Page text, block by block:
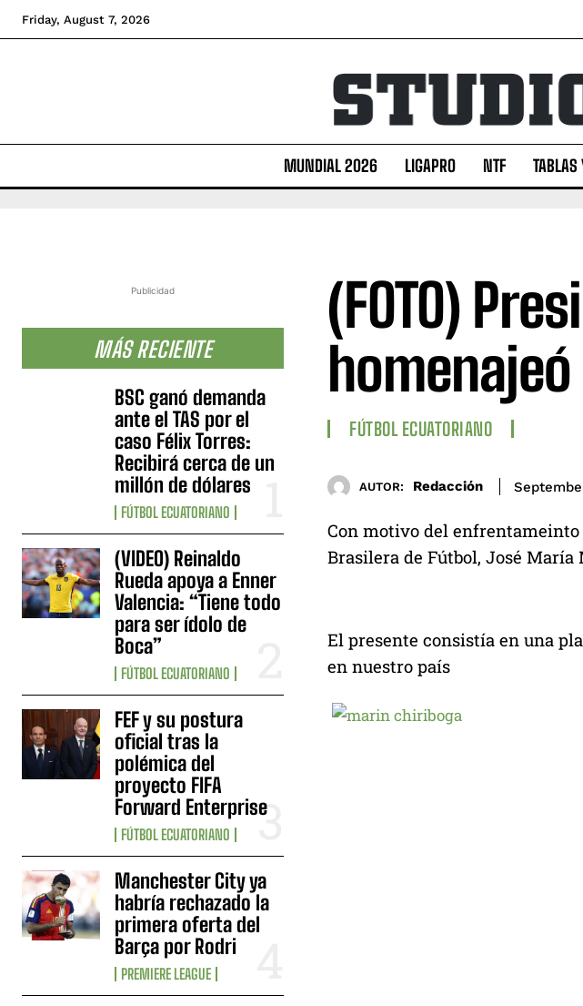
Friday, August 7, 2026
MUNDIAL 2026 LIGAPRO NTF TABLAS
Publicidad
MÁS RECIENTE
BSC ganó demanda
ante el TAS por el
caso Félix Torres:
Recibirá cerca de un
millón de dólares
FÚTBOL ECUATORIANO
(VIDEO) Reinaldo
Rueda apoya a Enner
Valencia: “Tiene todo
para ser ídolo de
Boca”
FÚTBOL ECUATORIANO
FEF y su postura
oficial tras la
polémica del
proyecto FIFA
Forward Enterprise
FÚTBOL ECUATORIANO
Manchester City ya
habría rechazado la
primera oferta del
Barça por Rodri
PREMIERE LEAGUE
(FOTO)
FÚTBOL ECUATORIANO
AUTOR: Redacción
Con motivo del enfrentameinto
Brasilera de Fútbol, José
El presente consistía en una
en nuestro país